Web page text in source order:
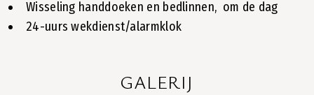
Wisseling handdoeken en bedlinnen, om de dag
24-uurs wekdienst/alarmklok
GALERIJ